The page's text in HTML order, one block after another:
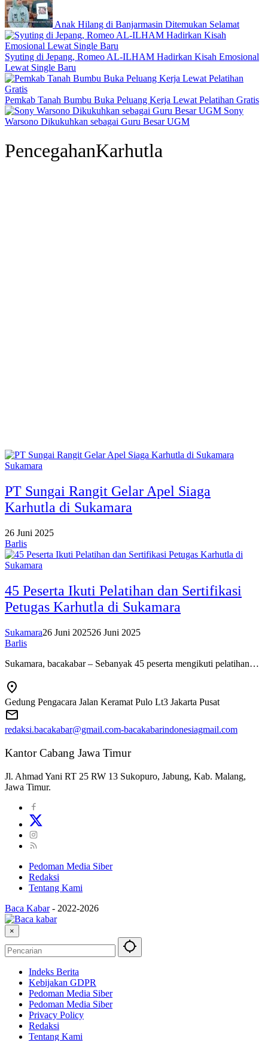
Anak Hilang di Banjarmasin Ditemukan Selamat
Syuting di Jepang, Romeo AL-ILHAM Hadirkan Kisah Emosional
Lewat Single Baru
Pemkab Tanah Bumbu Buka Peluang Kerja Lewat Pelatihan Gratis
Sony
Warsono Dikukuhkan sebagai Guru Besar UGM
PencegahanKarhutla
Sukamara
PT Sungai Rangit Gelar Apel Siaga
Karhutla di Sukamara
26 Juni 2025
Barlis
45 Peserta Ikuti Pelatihan dan Sertifikasi
Petugas Karhutla di Sukamara
Sukamara26 Juni 202526 Juni 2025
Barlis
Sukamara, bacakabar – Sebanyak 45 peserta mengikuti pelatihan…
Gedung Pengacara Jalan Keramat Pulo Lt3 Jakarta Pusat
redaksi.bacakabar@gmail.com-bacakabarindonesiagmail.com
Kantor Cabang Jawa Timur
Jl. Ahmad Yani RT 25 RW 13 Sukopuro, Jabung, Kab. Malang,
Jawa Timur.
Pedoman Media Siber
Redaksi
Tentang Kami
Baca Kabar - 2022-2026
×
Indeks Berita
Kebijakan GDPR
Pedoman Media Siber
Pedoman Media Siber
Privacy Policy
Redaksi
Tentang Kami